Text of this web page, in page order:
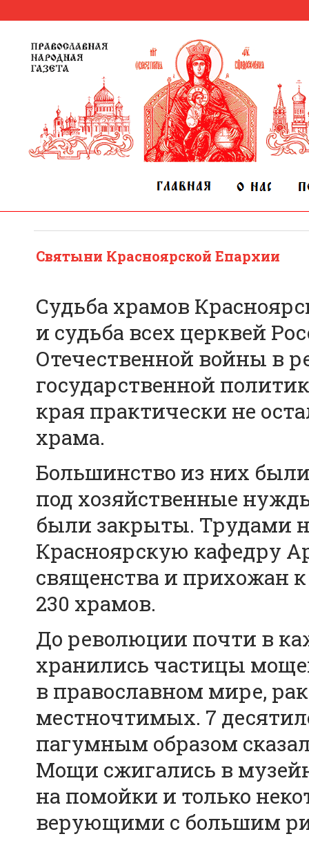
Святыни Красноярской Епархии
Судьба храмов
и судьба всех церквей
Отечественной войны в
государственной
края практически не
храма.
Большинство из них
под хозяйственные
были закрыты. Трудами
Красноярскую кафедру
священства и прихожан к
230 храмов.
До революции почти в
хранились частицы
в православном мире,
местночтимых. 7
пагумным образом
Мощи сжигались в
на помойки и только
верующими с большим